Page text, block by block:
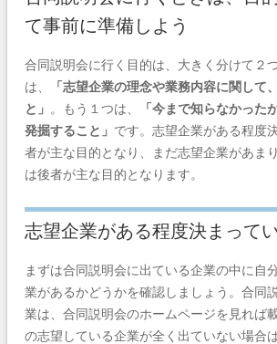
て事前に準備しよう
合同説明会に行く目的は、大きく分けて２
は、
「志望企業の理念や業務内容に関して
と」 。もう１つは、
「今まで知らなかった
発掘すること」 です。志望企業がある程度
者が主な目的となり、まだ志望企業があま
は後者が主な目的となります。
志望企業がある程度決まって
まずは合同説明会に出ている企業の中に自
業があるかどうかを確認しましょう。合同
業は、合同説明会のホームページを見れば
の志望している企業が全く出ていない場合